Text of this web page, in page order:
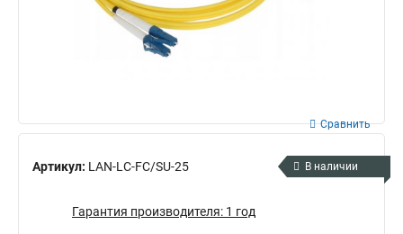
Артикул: LAN-LC-FC/SU-25
Сравнить
В наличии
Гарантия производителя: 1 год